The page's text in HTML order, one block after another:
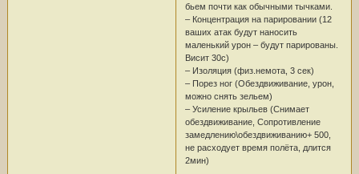
бьем почти как обычными тычками.
– Концентрация на парировании (12
ваших атак будут наносить
маленький урон – будут парированы.
Висит 30с)
– Изоляция (физ.немота, 3 сек)
– Порез ног (Обездвиживание, урон,
можно снять зельем)
– Усиление крыльев (Снимает
обездвиживание, Сопротивление
замедлению\обездвиживанию+ 500,
не расходует время полёта, длится
2мин)